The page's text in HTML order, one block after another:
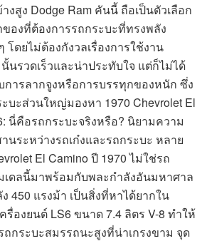
งสูง Dodge Ram คันนี้ ถือเป็นตัวเลือก
ของที่ต้องการรถกระบะที่ทรงพลัง
ดยไม่ต้องกังวลเรื่องการใช้งาน
นรวดเร็วและน่าประทับใจ แต่ก็ไม่ได้
ารลากจูงหรือการบรรทุกของหนัก ซึ่ง
บะส่วนใหญ่มองหา 1970 Chevrolet El
นี่คือรถกระบะจริงหรือ? นิยามความ
นระหว่างรถเก๋งและรถกระบะ หลาย
El Camino ปี 1970 ไม่ใช่รถ
เดลนี้มาพร้อมกับพละกำลังอันมหาศาล
450 แรงม้า เป็นสิ่งที่หาได้ยากใน
องยนต์ LS6 ขนาด 7.4 ลิตร V-8 ทำให้
กระบะสมรรถนะสูงที่น่าเกรงขาม จุด